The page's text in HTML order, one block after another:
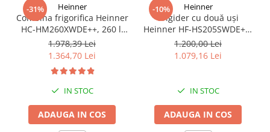
-31% Heinner
Combina frigorifica Heinner
HC-HM260XWDE++, 260 l,
Clasa E, Dozator apa,
Control electronic,
Iluminare LED, Usi
reversibile, H 180 cm,
Argintiu
1.978,39 Lei
1.364,70 Lei
IN STOC
ADAUGA IN COS
-10% Heinner
Frigider cu două uși
Heinner HF-HS205SWDE++,
206L, Dozator de apă, Clasa
E, Argintiu
1.200,00 Lei
1.079,16 Lei
IN STOC
ADAUGA IN COS